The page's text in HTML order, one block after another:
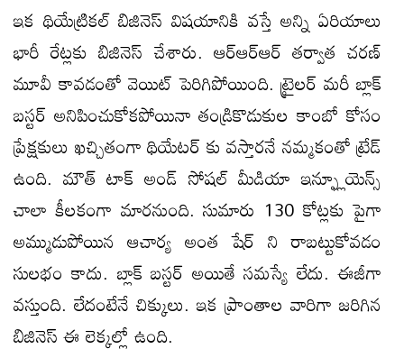
ఇక థియేట్రికల్ బిజినెస్ విషయానికి వస్తే అన్ని ఏరియాలు
భారీ రేట్లకు బిజినెస్ చేశారు. ఆర్ఆర్ఆర్ తర్వాత చరణ్
మూవీ కావడంతో వెయిట్ పెరిగిపోయింది. ట్రైలర్ మరీ బ్లాక్
బస్టర్ అనిపించుకోకపోయినా తండ్రికొడుకుల కాంబో కోసం
ప్రేక్షకులు ఖచ్చితంగా థియేటర్ కు వస్తారనే నమ్మకంతో ట్రేడ్
ఉంది. మౌత్ టాక్ అండ్ సోషల్ మీడియా ఇన్ఫ్లూయెన్స్
చాలా కీలకంగా మారనుంది. సుమారు 130 కోట్లకు పైగా
అమ్ముడుపోయిన ఆచార్య అంత షేర్ ని రాబట్టుకోవడం
సులభం కాదు. బ్లాక్ బస్టర్ అయితే సమస్యే లేదు. ఈజీగా
వస్తుంది. లేదంటేనే చిక్కులు. ఇక ప్రాంతాల వారిగా జరిగిన
బిజినెస్ ఈ లెక్కల్లో ఉంది.